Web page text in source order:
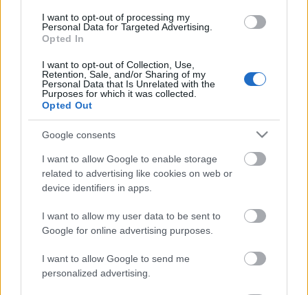
I want to opt-out of processing my
Personal Data for Targeted Advertising.
Opted In
I want to opt-out of Collection, Use,
Retention, Sale, and/or Sharing of my
Personal Data that Is Unrelated with the
Purposes for which it was collected.
Opted Out
Google consents
I want to allow Google to enable storage
related to advertising like cookies on web or
device identifiers in apps.
I want to allow my user data to be sent to
Google for online advertising purposes.
I want to allow Google to send me
personalized advertising.
amely - immár második alkalommal - június 6-án
lesz és amelynek keretében kedvezményesen
A sajtótájékoztatón mutatta be az
szolgálatábancímű művet
a színház sajtóreferense,Varga Róbert. "Ez a könyv
arról szól, hogy az újságírók hogyan látták a színház
elmúlt 50 esztendejét, a fél évszázad kronologikus
feldolgozása történik meg a sajtó tükrében" -
mondtaVarga Róbert.
A sajtótájékoztatón részt vett Sebe István
szünet után ismét lesz Polányi Passió
Magyarpolányban június 6-án, 7-én, 8-án, 13-án és